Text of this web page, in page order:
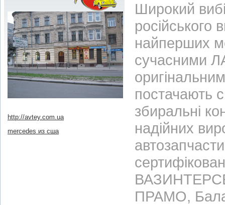
http://avtey.com.ua
mercedes из сша
Широкий
найперших
сучасними
постачають
збиральні
надійних
ПРАМО,